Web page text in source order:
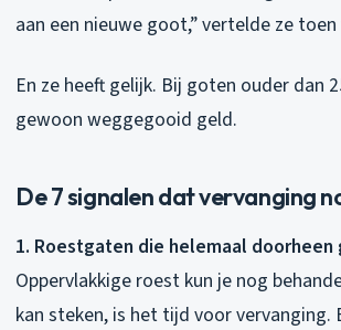
aan een nieuwe goot,” vertelde ze
En ze heeft gelijk. Bij goten ouder dan
gewoon weggegooid geld.
De 7 signalen dat vervanging
1. Roestgaten die helemaal doorheen
Oppervlakkige roest kun je nog
kan steken, is het tijd voor